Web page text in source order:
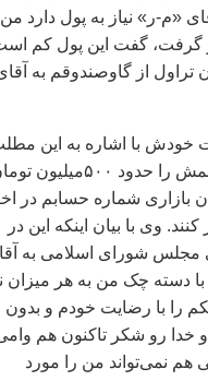
و گفت: آقای «م-ر» نياز به پول دارد من
گرفت، گفت اين پول کم
در مجموع ۸۰۰‌ميليون تومان تراول از گاوصندوقم به
خودش با اشاره به اين
که من از ورودی پول‌هايی که به حسابم واريز شده و شما رقمش را حدود
بازاری شماره حسابم در
وی با بيان اينکه اين در
مجلس شورای اسلامی به
دسته چک من به هر ميزان
را با رضايت خودم و بدون
خدا رو شکر تاکنون هم
نمی‌تواند من را مورد